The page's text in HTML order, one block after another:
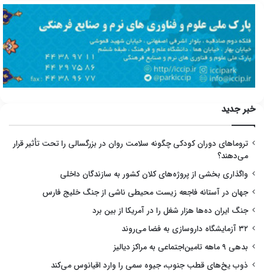
خبر جدید
تروماهای دوران کودکی چگونه سلامت روان در بزرگسالی را تحت تأثیر قرار
می‌دهند؟
واگذاری بخشی از پروژه‌های کلان کشور به سازندگان داخلی
جهان در آستانه فاجعه زیست محیطی ناشی از جنگ خلیج فارس
جنگ ایران ده‌ها هزار شغل را در آمریکا از بین برد
۳۲ آزمایشگاه داروسازی به فضا می‌روند
بدهی ۹ ماهه تامین‌اجتماعی به مراکز دیالیز
ذوب یخ‌های قطب جنوب، جیوه سمی را وارد اقیانوس می‌کند